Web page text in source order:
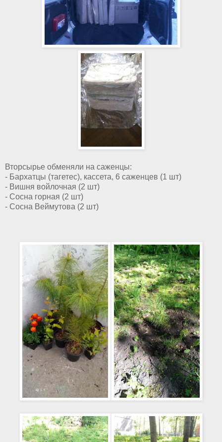
Вторсырье обменяли на саженцы:
- Бархатцы (тагетес), кассета, 6 саженцев (1 шт)
- Вишня войлочная (2 шт)
- Сосна горная (2 шт)
- Сосна Веймутова (2 шт)